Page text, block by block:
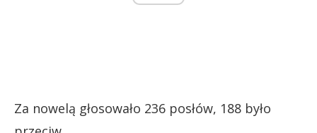
Za nowelą głosowało 236 posłów, 188 było